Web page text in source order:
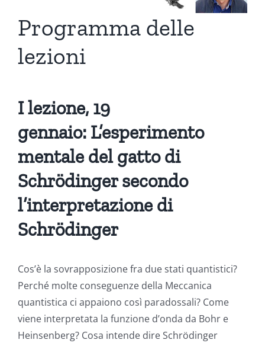
Programma delle
lezioni
I lezione, 19
gennaio: L’esperimento
mentale del gatto di
Schrödinger secondo
l’interpretazione di
Schrödinger
Cos’è la sovrapposizione fra due stati quantistici?
Perché molte conseguenze della Meccanica
quantistica ci appaiono così paradossali? Come
viene interpretata la funzione d’onda da Bohr e
Heinsenberg? Cosa intende dire Schrödinger